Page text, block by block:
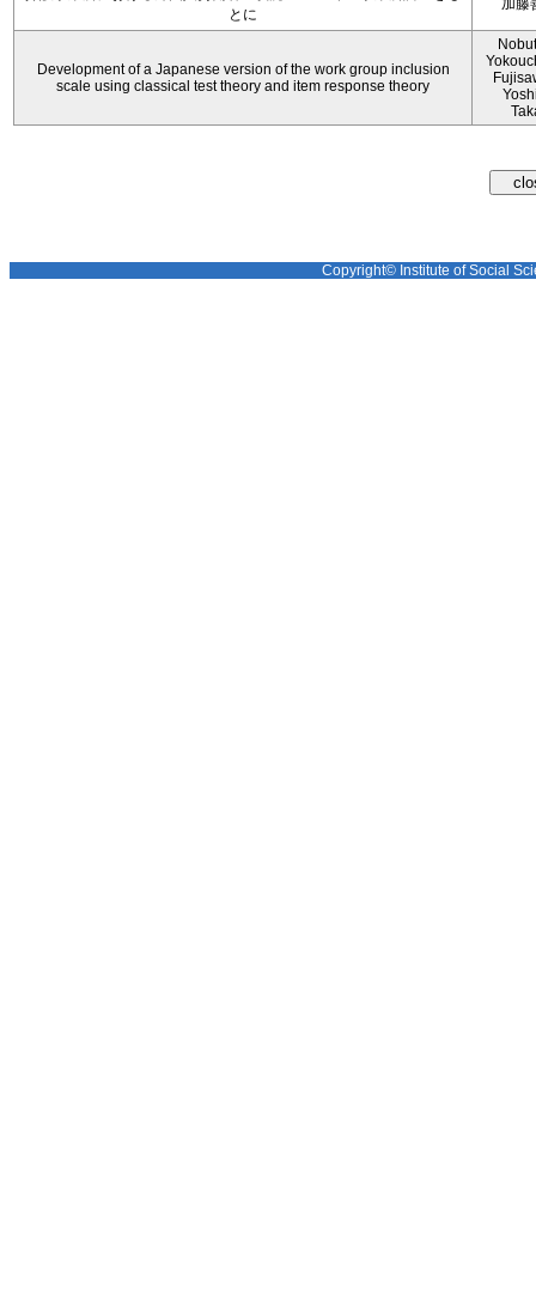
とに
加藤
Development of a Japanese version of the work group inclusion
scale using classical test theory and item response theory
Copyright© Institute of Social